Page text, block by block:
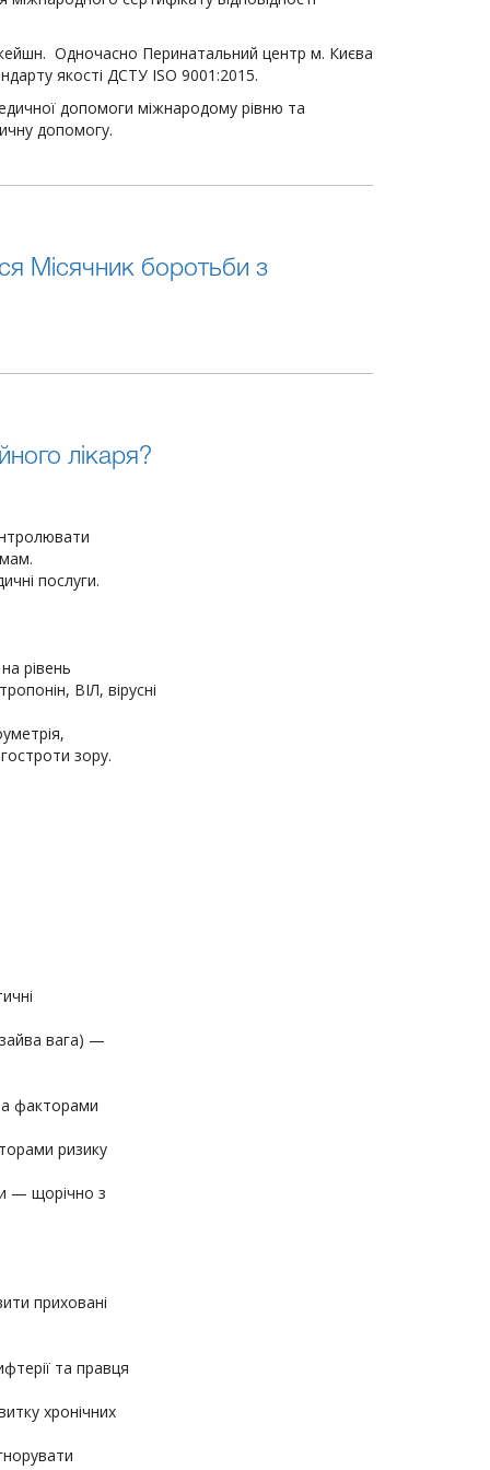
Одночасно Перинатальний центр м. Києва
якості ДСТУ ISO 9001:2015.
допомоги міжнародому рівню та
допомогу.
Місячник боротьби з
лікаря?
послуги.
рівень
ВІЛ, вірусні
зору.
зайва вага) —
факторами
ризику
— щорічно з
приховані
та правця
хронічних